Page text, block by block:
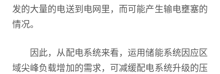
发的大量的电送到电网里，而可能产生输电壅塞的
情况。
因此，从配电系统来看，运用储能系统因应区
域尖峰负载增加的需求，可减缓配电系统升级的压